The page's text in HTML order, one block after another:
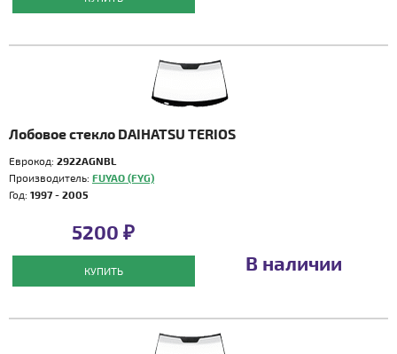
Лобовое стекло DAIHATSU TERIOS
Еврокод: 2922AGNBL
Производитель: FUYAO (FYG)
Год: 1997 - 2005
5200 ₽
КУПИТЬ В наличии